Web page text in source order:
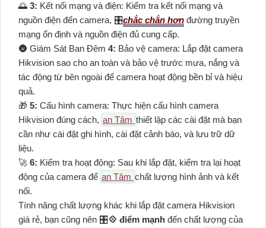
🌅 3: Kết nối mạng và điện: Kiểm tra kết nối mạng và
nguồn điện đến camera, 🎛chắc chắn hơn đường truyền
mạng ổn định và nguồn điện đủ cung cấp.
🌚 Giám Sát Ban Đêm 4: Bảo vệ camera: Lắp đặt camera
Hikvision sao cho an toàn và bảo vệ trước mưa, nắng và
tác động từ bên ngoài để camera hoạt động bền bỉ và hiệu
quả.
🎁 5: Cấu hình camera: Thực hiện cấu hình camera
Hikvision đúng cách, an Tâm thiết lập các cài đặt mà bạn
cần như cài đặt ghi hình, cài đặt cảnh báo, và lưu trữ dữ
liệu.
️🚀 6: Kiểm tra hoạt động: Sau khi lắp đặt, kiểm tra lại hoạt
động của camera để an Tâm chất lượng hình ảnh và kết
nối.
Tính năng chất lượng khác khi lắp đặt camera Hikvision
giá rẻ, bạn cũng nên 🎛💠 điểm mạnh đến chất lượng của